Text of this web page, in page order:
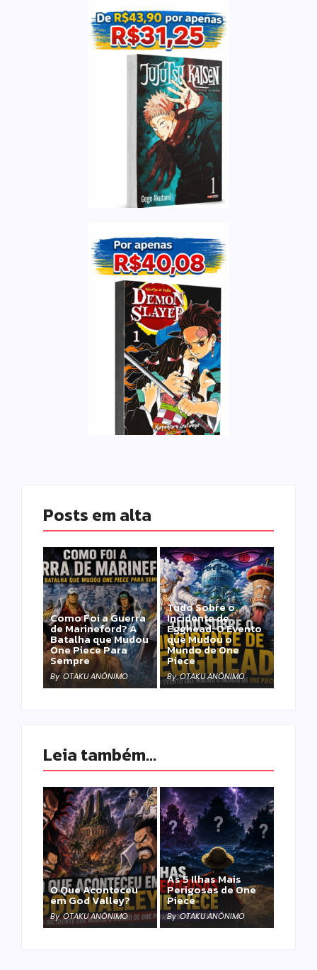
Posts em alta
Como Foi a Guerra
de Marineford? A
Batalha que Mudou
One Piece Para
Sempre
By OTAKU ANÔNIMO
Tudo Sobre o
Incidente de
Egghead: O Evento
que Mudou o
Mundo de One
Piece
By OTAKU ANÔNIMO
Leia também...
O Que Aconteceu
em God Valley?
By OTAKU ANÔNIMO
As 5 Ilhas Mais
Perigosas de One
Piece
By OTAKU ANÔNIMO